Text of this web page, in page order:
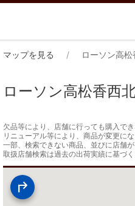
マップを見る ローソン高
ローソン高松香西
欠品等により、店舗に行っても購入で
リニューアル等により、商品が変更に
一部、検索できない商品、並びに店舗
取扱店舗検索は過去の出荷実績に基づ